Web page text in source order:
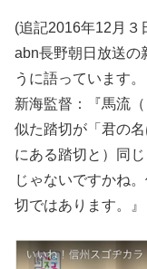
(追記2016年12月３
abn長野朝日放送の
うに語っています。
新海監督：『馬流
似た踏切が「君の
にある踏切と）同
じゃないですかね
切ではあります。』